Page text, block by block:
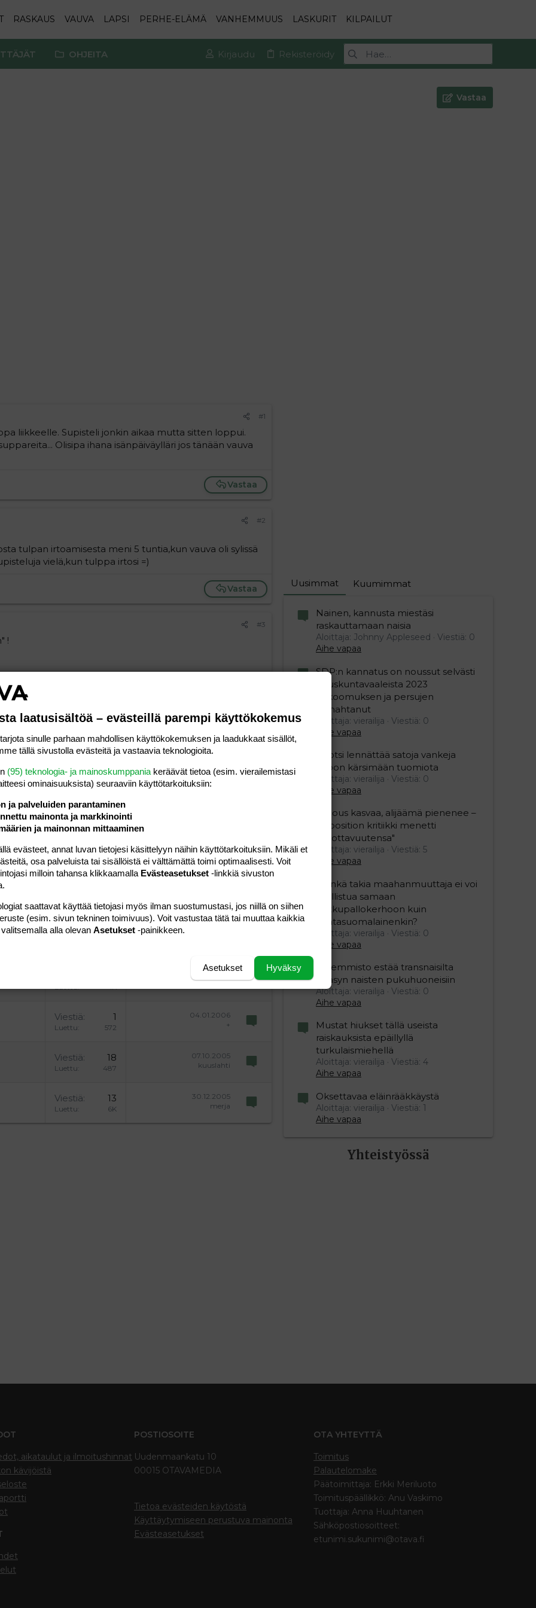
RASKAUS VAUVA LAPSI PERHE-ELÄMÄ VANHEMMUUS LASKURIT KILPAILUT
OHJEITA Kirjaudu Rekisteröidy
Vastaa
#1
liikkeelle. Supisteli jonkin aikaa mutta sitten loppui.
Olisipa ihana isänpäiväylläri jos tänään vauva
Vastaa
#2
tulpan irtoamisesta meni 5 tuntia,kun vauva oli sylissä
vielä,kun tulppa irtosi =)
Vastaa
#3
!
editoriin…lista
sisennystä
sisennystä
vasemmalle
oikealle
text
Paragraph format
1
2
3
Lisää hyperlinkki
Lisää kuva
Laajennettuun editoriin…KumoaLaajennettuun editoriin…
Esikatsele
Lähetä vastaus
Viestiä 2
Luettu 1K
Viestiä 1
Luettu 572
04.01.2006
+
Viestiä 18
Luettu 487
07.10.2005
kuuslahti
Viestiä 13
Luettu 6K
30.12.2005
merja
Uusimmat Kuumimmat
Nainen, kannusta miestäsi
raskauttamaan naisia
Aloittaja: Johnny Appleseed
Viestiä: 0
Aihe vapaa
SDP:n kannatus on noussut selvästi
eduskuntavaaleista 2023
kokoomuksen ja persujen
romahtanut
Aloittaja: vierailija
Viestiä: 0
Aihe vapaa
Ruotsi lennättää satoja vankeja
Viroon kärsimään tuomiota
Aloittaja: vierailija
Viestiä: 0
Aihe vapaa
"Talous kasvaa, alijäämä pienenee –
opposition kritiikki menetti
uskottavuutensa"
Aloittaja: vierailija
Viestiä: 5
Aihe vapaa
”Minkä takia maahanmuuttaja ei voi
osallistua samaan
potkupallokerhoon kuin
kantasuomalainenkin?
Aloittaja: vierailija
Viestiä: 0
Aihe vapaa
Vasemmisto estää transnaisilta
pääsyn naisten pukuhuoneisiin
Aloittaja: vierailija
Viestiä: 0
Aihe vapaa
Mustat hiukset tällä useista
raiskauksista epäillyllä
turkulaismiehellä
Aloittaja: vierailija
Viestiä: 4
Aihe vapaa
Oksettavaa eläinrääkkäystä
Aloittaja: vierailija
Viestiä: 1
Aihe vapaa
Yhteistyössä
aikataulut ja ilmoitushinnat
kävijöistä
POSTIOSOITE
Uudenmaankatu 10
00015 OTAVAMEDIA
Tietoa evästeiden käytöstä
Käyttäytymiseen perustuva mainonta
Evästeasetukset
OTA YHTEYTTÄ
Toimitus
Palautelomake
Päätoimittaja: Erkki Meriluoto
Toimituspäällikkö: Anu Vaskimo
Tuottaja: Anna Huuhtanen
Sähköpostiosoitteet:
etunimi.sukunimi@otava.fi
laatusisältöä – evästeillä parempi käyttökokemus
sinulle parhaan mahdollisen käyttökokemuksen ja laadukkaat sisällöt,
tällä sivustolla evästeitä ja vastaavia teknologioita.
(95) teknologia- ja mainoskumppania keräävät tietoa (esim. vierailemis­tasi
ominaisuuk­sista) seuraaviin käyttötarkoituksiin:
ja palveluiden parantaminen
mainonta ja markkinointi
ja mainonnan mittaaminen
evästeet, annat luvan tietojesi käsittelyyn näihin käyttötarkoituksiin. Mikäli et
osa palveluista tai sisällöistä ei välttämättä toimi optimaalisesti. Voit
milloin tahansa klikkaamalla Evästeasetukset -linkkiä sivuston
saattavat käyttää tietojasi myös ilman suostumustasi, jos niillä on siihen
(esim. sivun tekninen toimivuus). Voit vastustaa tätä tai muuttaa kaikkia
alla olevan Asetukset -painikkeen.
Hyväksy
Asetukset